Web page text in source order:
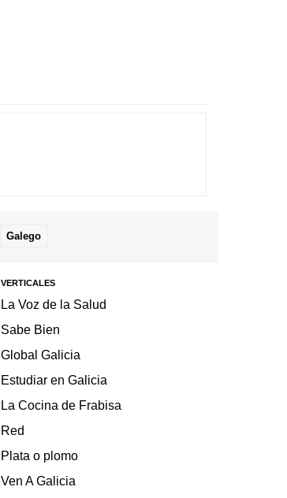
Galego
VERTICALES
La Voz de la Salud
Sabe Bien
Global Galicia
Estudiar en Galicia
La Cocina de Frabisa
Red
Plata o plomo
Ven A Galicia